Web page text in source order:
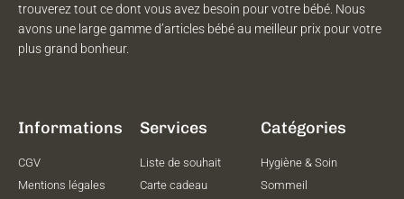
trouverez tout ce dont vous avez besoin pour votre bébé. Nous
avons une large gamme d’articles bébé au meilleur prix pour votre
plus grand bonheur.
Informations
CGV
Mentions légales
Services
Liste de souhait
Carte cadeau
Catégories
Hygiène & Soin
Sommeil